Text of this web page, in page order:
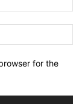
for the